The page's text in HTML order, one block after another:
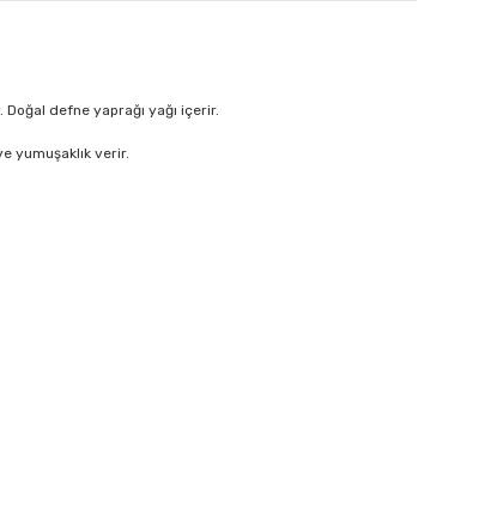
defne yaprağı yağı içerir.
yumuşaklık verir.